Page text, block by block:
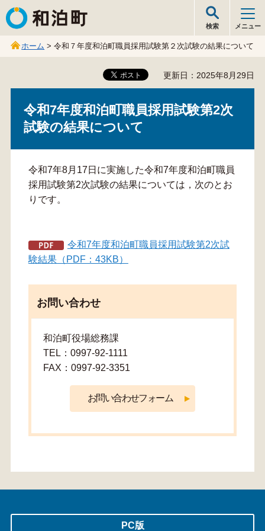
和泊町
検索 メニュー
ホーム > 令和７年度和泊町職員採用試験第２次試験の結果について
更新日：2025年8月29日
令和7年度和泊町職員採用試験第2次
試験の結果について
令和7年8月17日に実施した令和7年度和泊町職員
採用試験第2次試験の結果については，次のとお
りです。
令和7年度和泊町職員採用試験第2次試
験結果（PDF：43KB）
お問い合わせ
和泊町役場総務課
TEL：0997-92-1111
FAX：0997-92-3351
PC版